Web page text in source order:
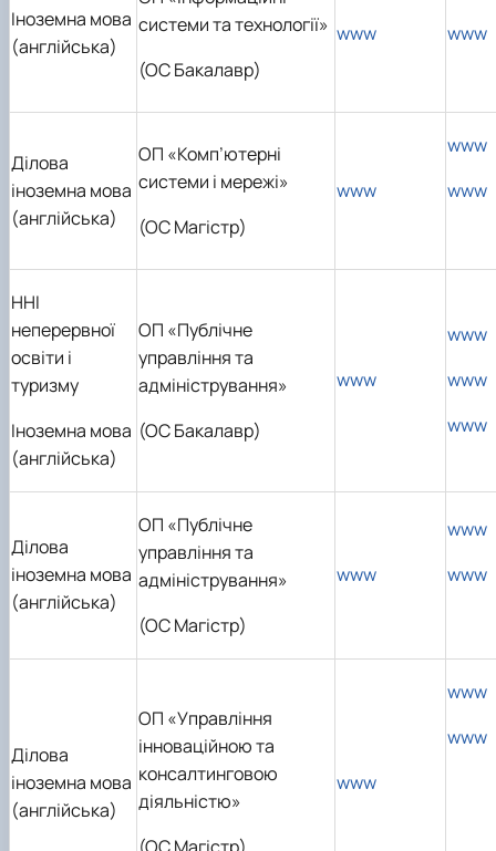
Іноземна мова
(англійська)
системи та технології»
(ОС Бакалавр)
www www
Ділова
іноземна мова
(англійська)
ОП «Комп’ютерні
системи і мережі»
(ОС Магістр)
www
www
www
ННІ
неперервної
освіти і
туризму
Іноземна мова
(англійська)
ОП «Публічне
управління та
адміністрування»
(ОС Бакалавр)
www
www
www
www
Ділова
іноземна мова
(англійська)
ОП «Публічне
управління та
адміністрування»
(ОС Магістр)
www
www
www
Ділова
іноземна мова
(англійська)
ОП «Управління
інноваційною та
консалтинговою
діяльністю»
www
www
www